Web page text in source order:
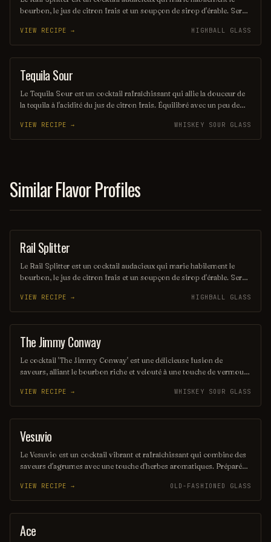
bourbon, le jus de citron frais et un soupçon de sirop d'érable. Servi
évoquant les saveurs rustiques du terroir américain. Parfait pour les
amateurs de cocktails classiques revisités, il saura séduire vos
papilles.
VIEW RECIPE → HIGHBALL GLASS
ORDINARY DRINK
Tequila Sour
Le Tequila Sour est un cocktail rafraîchissant qui allie la douceur de
la tequila à l'acidité du jus de citron frais. Équilibré avec un peu de
veloutée, il offre une expérience gustative à la fois vive et onctueuse.
Parfait pour les amateurs de cocktails qui recherchent une touche
VIEW RECIPE → WHISKEY SOUR GLASS
Similar Flavor Profiles
COCKTAIL
Rail Splitter
Le Rail Splitter est un cocktail audacieux qui marie habilement le
bourbon, le jus de citron frais et un soupçon de sirop d'érable. Servi
évoquant les saveurs rustiques du terroir américain. Parfait pour les
amateurs de cocktails classiques revisités, il saura séduire vos
papilles.
VIEW RECIPE → HIGHBALL GLASS
COCKTAIL
The Jimmy Conway
Le cocktail 'The Jimmy Conway' est une délicieuse fusion de
saveurs, alliant le bourbon riche et velouté à une touche de vermouth
confite en garniture, il évoque l'élégance et le charme des soirées
raffinées. Un véritable hommage à l'art de la mixologie.
VIEW RECIPE → WHISKEY SOUR GLASS
ORDINARY DRINK
Vesuvio
Le Vesuvio est un cocktail vibrant et rafraîchissant qui combine des
saveurs d'agrumes avec une touche d'herbes aromatiques. Préparé
évoque la chaleur et l'énergie du célèbre volcan italien. Servi sur
glace avec une garniture de zeste d'orange, il est parfait pour une
soirée estivale.
VIEW RECIPE → OLD-FASHIONED GLASS
COCKTAIL
Ace